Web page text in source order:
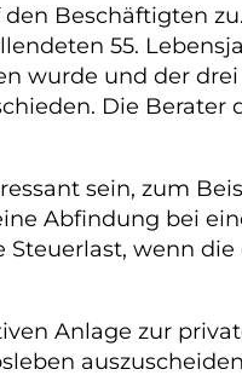
Beschäftigten
55.
wurde und der
Die
sein, zum
Abfindung bei
wenn
Anlage zur